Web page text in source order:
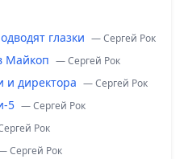
глазки — Сергей Рок
Майкоп — Сергей Рок
и директора — Сергей Рок
5 — Сергей Рок
Рок
Сергей Рок